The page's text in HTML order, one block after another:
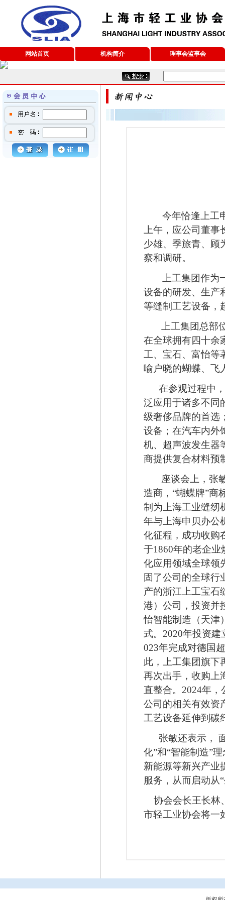
网站首页 机构简介 理事会监事会
今年恰逢上工
上午，应公司董
少雄、季旅青、顾
察和调研。
上工集团作
设备的研发、生产
等缝制工艺设备，
上工集团总
在全球拥有四十余
工、宝石、富怡等
喻户晓的蝴蝶、飞
在参观过程中
泛应用于诸多不同
级奢侈品牌的首选
设备；在汽车内外
机、超声波发生器
商提供复合材料预
座谈会上，张
造商，“蝴蝶牌”商
制为上海工业缝纫
年与上海申贝办公
化征程，成功收购
于1860年的老企业
化应用领域全球领
固了公司的全球行
产的浙江上工宝石
港）公司，投资并
怡智能制造（天津
式。 2020年投资建
023年完成对德国
此，上工集团旗下
再次出手，收购上
直整合。 2024年，
公司的相关有效资
工艺设备延伸到碳
张敏还表示，
化”和“智能制造”理
新能源等新兴产业
服务，从而启动从“
协会会长王长林
市轻工业协会将一